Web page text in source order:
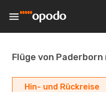
Flüge von
Hin- und Rückreise